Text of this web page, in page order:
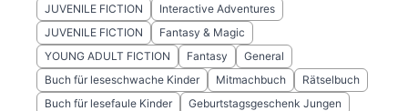
JUVENILE FICTION
Interactive Adventures
JUVENILE FICTION
Fantasy & Magic
YOUNG ADULT FICTION
Fantasy
General
Buch für leseschwache Kinder
Mitmachbuch
Rätselbuch
Buch für lesefaule Kinder
Geburtstagsgeschenk Jungen